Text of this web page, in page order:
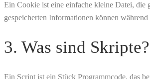
Ein Cookie ist eine einfache kleine Datei, die
gespeicherten Informationen können
3. Was sind Skripte?
Ein Script ist ein Stück Programmcode, das